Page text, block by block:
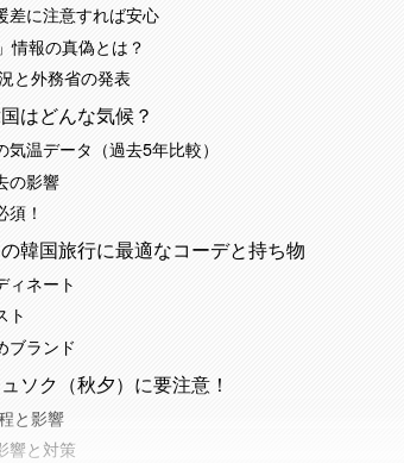
差に注意すれば安心
情報の真偽とは？
と外務省の発表
はどんな気候？
温データ（過去5年比較）
の影響
！
韓国旅行に最適なコーデと持ち物
ィネート
ト
ブランド
ソク（秋夕）に要注意！
と影響
響と対策